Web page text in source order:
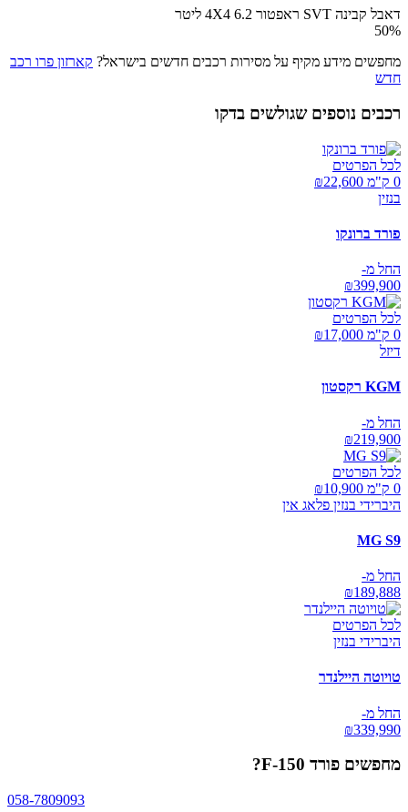
דאבל קבינה SVT ראפטור 4X4 6.2 ליטר
50%
מחפשים מידע מקיף על מסירות רכבים חדשים בישראל? קארזון פרו רכב
חדש
רכבים נוספים שגולשים בדקו
לכל הפרטים
0 ק"מ ₪
22,600
בנזין
פורד ברונקו
החל מ-
₪399,900
לכל הפרטים
0 ק"מ ₪
17,000
דיזל
KGM רקסטון
החל מ-
₪219,900
לכל הפרטים
0 ק"מ ₪
10,900
היברידי בנזין פלאג אין
MG S9
החל מ-
₪189,888
לכל הפרטים
היברידי בנזין
טויוטה היילנדר
החל מ-
₪339,990
מחפשים פורד F-150 ?
058-7809093